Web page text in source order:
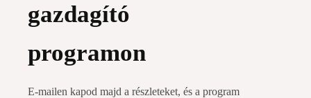
gazdagító
programon
E-mailen kapod majd a részleteket, és a program